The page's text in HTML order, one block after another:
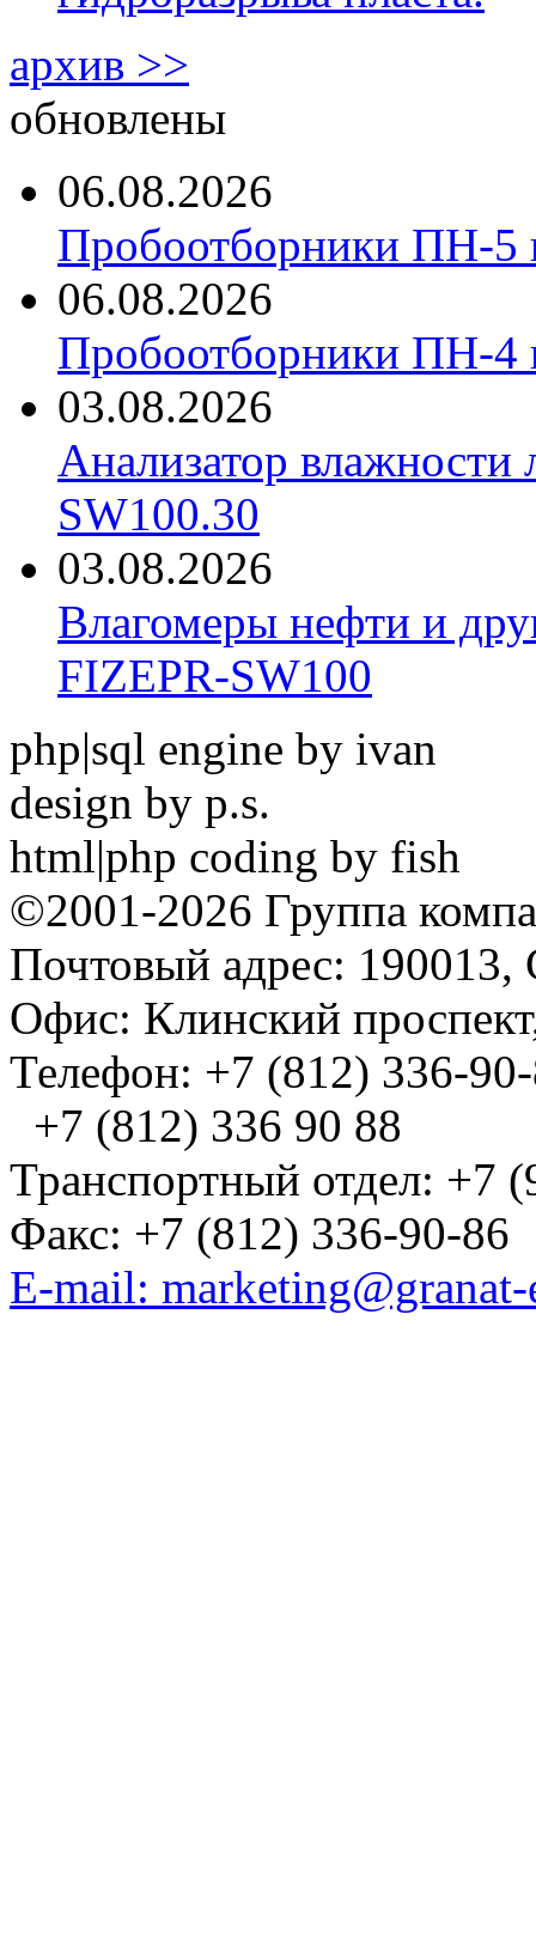
архив >>
обновлены
06.08.2026
Пробоотборники ПН-
06.08.2026
Пробоотборники ПН-
03.08.2026
Анализатор
SW100.30
03.08.2026
Влагомеры нефти и
FIZEPR-SW100
php|sql engine by ivan
design by p.s.
html|php coding by fish
©2001-2026 Группа
Почтовый адрес: 190013,
Офис: Клинский
Телефон: +7 (812) 336-
+7 (812) 336 90 88
Транспортный отдел: +7
Факс: +7 (812) 336-90-86
E-mail: